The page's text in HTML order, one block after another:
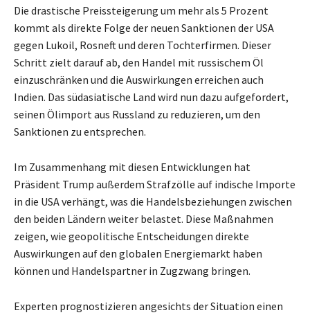
Die drastische Preissteigerung um mehr als 5 Prozent
kommt als direkte Folge der neuen Sanktionen der USA
gegen Lukoil, Rosneft und deren Tochterfirmen. Dieser
Schritt zielt darauf ab, den Handel mit russischem Öl
einzuschränken und die Auswirkungen erreichen auch
Indien. Das südasiatische Land wird nun dazu aufgefordert,
seinen Ölimport aus Russland zu reduzieren, um den
Sanktionen zu entsprechen.
Im Zusammenhang mit diesen Entwicklungen hat
Präsident Trump außerdem Strafzölle auf indische Importe
in die USA verhängt, was die Handelsbeziehungen zwischen
den beiden Ländern weiter belastet. Diese Maßnahmen
zeigen, wie geopolitische Entscheidungen direkte
Auswirkungen auf den globalen Energiemarkt haben
können und Handelspartner in Zugzwang bringen.
Experten prognostizieren angesichts der Situation einen